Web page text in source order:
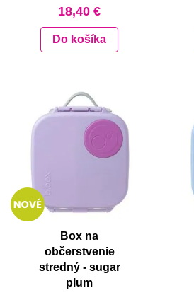
18,40 €
Do košíka
Box na
občerstvenie
stredný - sugar
plum